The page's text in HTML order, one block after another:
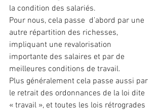
la condition des salariés.
Pour nous, cela passe  d’abord par une
autre répartition des richesses,
impliquant une revalorisation
importante des salaires et par de
meilleures conditions de travail.
Plus généralement cela passe aussi par
le retrait des ordonnances de la loi dite
« travail », et toutes les lois rétrogrades